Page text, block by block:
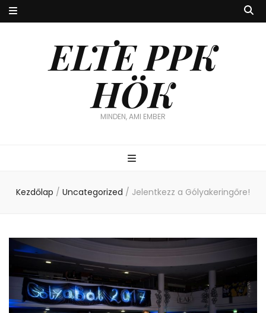
ELTE PPK
HÖK
MINDEN, AMI EMBER
Kezdőlap / Uncategorized / Jelentkezz a Gólyakeringőre!